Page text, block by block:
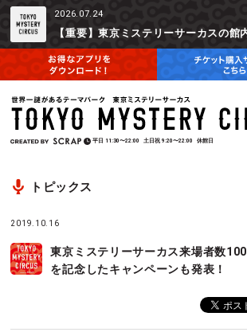
2026.07.24
平日 11:30〜22:00 土日祝 9:20〜22:00 休館日
トピックス
2019.10.16
東京ミステリーサーカス来場者数
を記念したキャンペーンも発表！